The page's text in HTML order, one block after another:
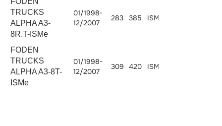
TRUCKS
ALPHA A3-
8R.T-ISMe
01/1998-
12/2007
283 385 ISMe 385
FODEN
TRUCKS
ALPHA A3-8T-
ISMe
01/1998-
12/2007
309 420 ISMe 420